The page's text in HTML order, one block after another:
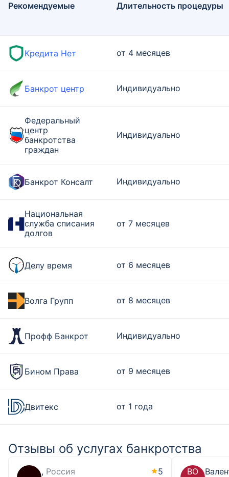
Рекомендуемые Длительность процедуры
Кредита Нет от 4 месяцев
Банкрот центр Индивидуально
Федеральный
центр
банкротства
граждан
Индивидуально
Банкрот Консалт Индивидуально
Национальная
служба списания
долгов
от 7 месяцев
Делу время от 6 месяцев
Волга Групп от 8 месяцев
Профф Банкрот Индивидуально
Бином Права от 9 месяцев
Двитекс от 1 года
Отзывы об услугах банкротства
, Россия 5 ВО